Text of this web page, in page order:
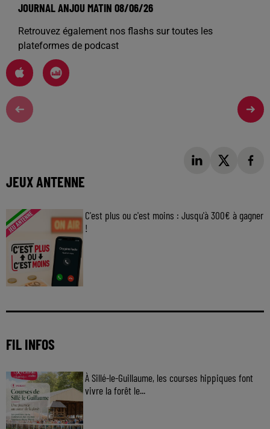
JOURNAL ANJOU MATIN 08/06/26
Retrouvez également nos flashs sur toutes les
plateformes de podcast
JEUX ANTENNE
C'est plus ou c'est moins : Jusqu'à 300€ à gagner
!
FIL INFOS
À Sillé-le-Guillaume, les courses hippiques font
vivre la forêt le...